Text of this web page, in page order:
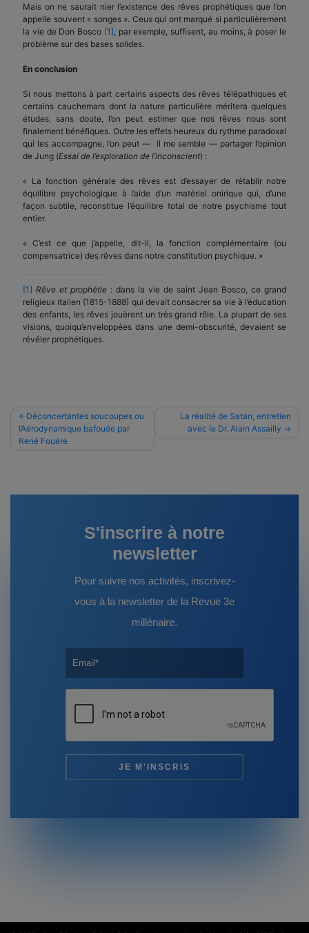
Mais on ne saurait nier l’existence des rêves prophétiques que l’on
appelle souvent « songes ». Ceux qui ont marqué si particulièrement
la vie de Don Bosco [1] , par exemple, suffisent, au moins, à poser le
problème sur des bases solides.
En conclusion
Si nous mettons à part certains aspects des rêves télépathiques et
certains cauchemars dont la nature particulière méritera quelques
études, sans doute, l’on peut estimer que nos rêves nous sont
finalement bénéfiques. Outre les effets heureux du rythme paradoxal
qui les accompagne, l’on peut — il me semble — partager l’opinion
de Jung (Essai de l’exploration de l’inconscient) :
« La fonction générale des rêves est d’essayer de rétablir notre
équilibre psychologique à l’aide d’un matériel onirique qui, d’une
façon subtile, reconstitue l’équilibre total de notre psychisme tout
entier.
« C’est ce que j’appelle, dit-il, la fonction complémentaire (ou
compensatrice) des rêves dans notre constitution psychique. »
[1] Rêve et prophétie : dans la vie de saint Jean Bosco, ce grand
religieux italien (1815-1888) qui devait consacrer sa vie à l’éducation
des enfants, les rêves jouèrent un très grand rôle. La plupart de ses
visions, quoiqu’enveloppées dans une demi-obscurité, devaient se
révéler prophétiques.
Navigation
de
Déconcertantes soucoupes ou
l’Aérodynamique bafouée par
René Fouéré
La réalité de Satan, entretien
avec le Dr. Alain Assailly
S'inscrire à notre
newsletter
Pour suivre nos activités, inscrivez-
vous à la newsletter de la Revue 3e
millénaire.